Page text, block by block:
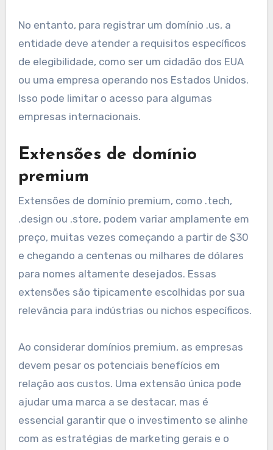
No entanto, para registrar um domínio .us, a
entidade deve atender a requisitos específicos
de elegibilidade, como ser um cidadão dos EUA
ou uma empresa operando nos Estados Unidos.
Isso pode limitar o acesso para algumas
empresas internacionais.
Extensões de domínio
premium
Extensões de domínio premium, como .tech,
.design ou .store, podem variar amplamente em
preço, muitas vezes começando a partir de $30
e chegando a centenas ou milhares de dólares
para nomes altamente desejados. Essas
extensões são tipicamente escolhidas por sua
relevância para indústrias ou nichos específicos.
Ao considerar domínios premium, as empresas
devem pesar os potenciais benefícios em
relação aos custos. Uma extensão única pode
ajudar uma marca a se destacar, mas é
essencial garantir que o investimento se alinhe
com as estratégias de marketing gerais e o